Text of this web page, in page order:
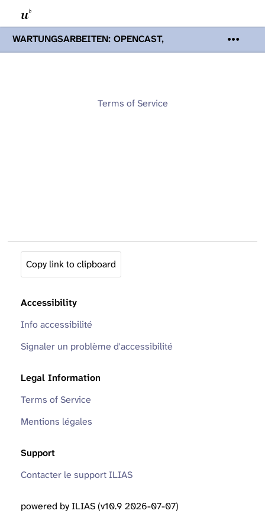
WARTUNGSARBEITEN: OPENCAST,
PODCASTS & TOBIRA
Mi 19. August
Opencast-Videos und Tobira nicht zur
Terms of Service
Copy link to clipboard
Accessibility
Info accessibilité
Signaler un problème d'accessibilité
Legal Information
Terms of Service
Mentions légales
Support
Contacter le support ILIAS
powered by ILIAS (v10.9 2026-07-07)